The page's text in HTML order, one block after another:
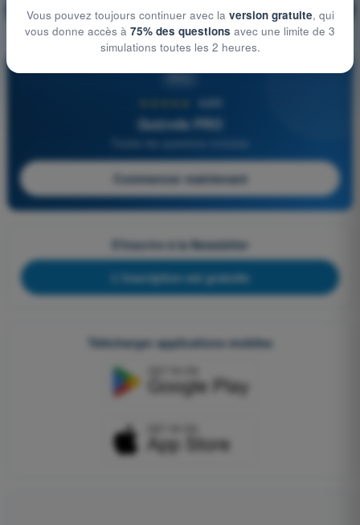
🔒 PRO Explication de la question
4,6/5
Quizvds PRO
Commencer maintenant
S'inscrire à la Newsletter
L'inscription est gratuite
Télécharger applications mobiles
Vous pouvez toujours continuer avec la version gratuite, qui
vous donne accès à 75% des questions avec une limite de 3
simulations toutes les 2 heures.